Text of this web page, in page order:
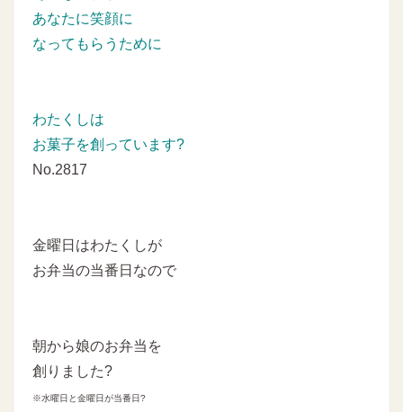
あなたに笑顔に
なってもらうために
わたくしは
お菓子を創っています?
No.2817
金曜日はわたくしが
お弁当の当番日なので
朝から娘のお弁当を
創りました?
※水曜日と金曜日が当番日?